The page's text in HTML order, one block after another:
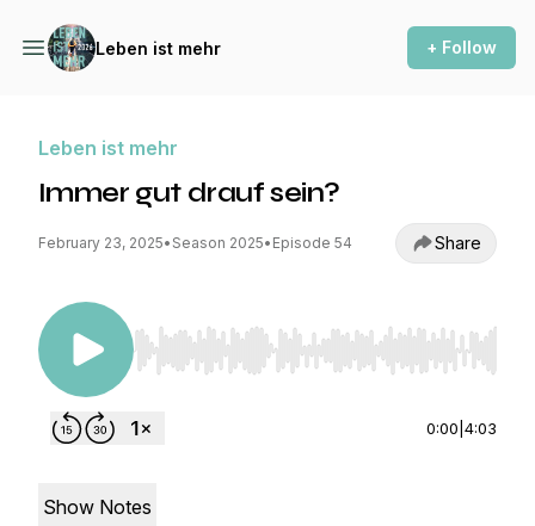
Leben ist mehr + Follow
Leben ist mehr
Immer gut drauf sein?
February 23, 2025• Season 2025• Episode 54 Share
Use Left/Right to seek, Home/End to jump to
0:00 4:03
Show Notes